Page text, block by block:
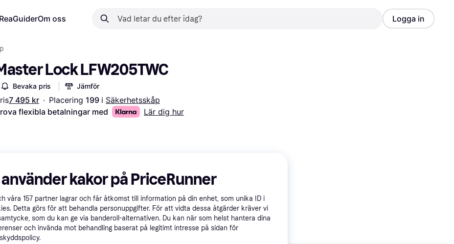
ReaGuiderOm oss Logga in
Lock LFW205TWC
Bevaka pris Jämför
7 495 kr · Placering 199 i Säkerhetsskåp
flexibla betalningar med
Lär dig hur
kakor på PriceRunner
våra 157 partner lagrar och får åtkomst till information på din enhet, som unika ID i
Detta görs för att behandla personuppgifter. För att vidta dessa åtgärder kräver vi
som du kan ge via banderoll-alternativen. Du kan när som helst hantera dina
och invända mot behandling baserat på legitimt intresse på sidan för